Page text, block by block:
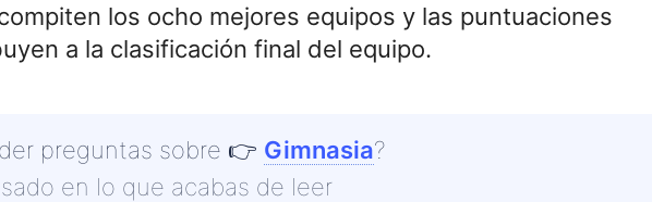
los ocho mejores equipos y las puntuaciones
a la clasificación final del equipo.
preguntas sobre 👉 Gimnasia?
en lo que acabas de leer